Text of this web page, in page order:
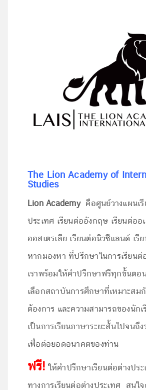
The Lion Academy of
Studies
Lion Academyคือศูนย์วางแผนเรี
ประเทศ เรียนต่ออังกฤษ เรียนต่ออ
ออสเตรเลีย เรียนต่อนิวซีแลนด์ เรี
หากมองหา ที่ปรีกษาในการเรียนต่
เราพร้อมให้คำปรึกษาฟรีทุกขั้นตอ
เลือกสถาบันการศึกษาที่เหมาะสม
ต้องการ และความสามารถของนักเ
เป็นการเรียนภาษาระยะสั้นไปจนถึ
เพื่อต่อยอดอนาคตของท่าน
ฟรี! ให้คำปรึกษาเรียนต่อต่างประ
ทางการเรียนต่อต่างประเทศ สนใจ